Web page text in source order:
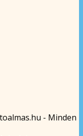
- Minden